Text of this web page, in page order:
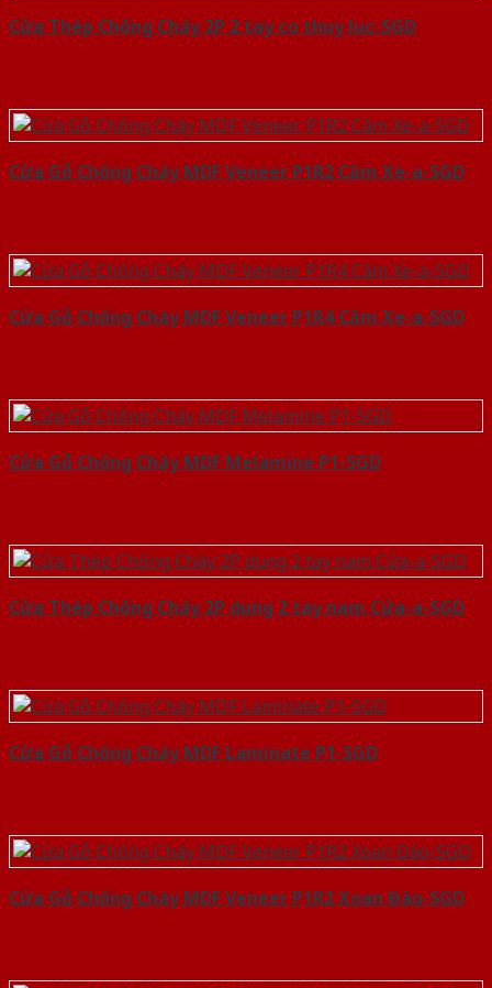
Cửa Thép Chống Cháy 2P 2 tay co thuy luc-SGD
Cửa Gỗ Chống Cháy MDF Veneer P1R2 Căm Xe-a-SGD
Cửa Gỗ Chống Cháy MDF Veneer P1R4 Căm Xe-a-SGD
Cửa Gỗ Chống Cháy MDF Melamine P1-SGD
Cửa Thép Chống Cháy 2P dung 2 tay nam Cửa-a-SGD
Cửa Gỗ Chống Cháy MDF Laminate P1-SGD
Cửa Gỗ Chống Cháy MDF Veneer P1R2 Xoan Đào-SGD